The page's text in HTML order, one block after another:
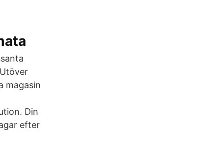
magasin
Din
efter